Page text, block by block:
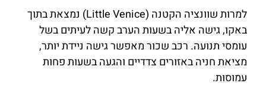
למרות שוונציה הקטנה (Little Venice) נמצאת בתוך
באקו, גישה אליה בשעות הערב קשה לעיתים בשל
עומסי תנועה. רכב שכור מאפשר גישה ניידת יותר,
מציאת חניה באזורים צדדיים והגעה בשעות פחות
עמוסות.